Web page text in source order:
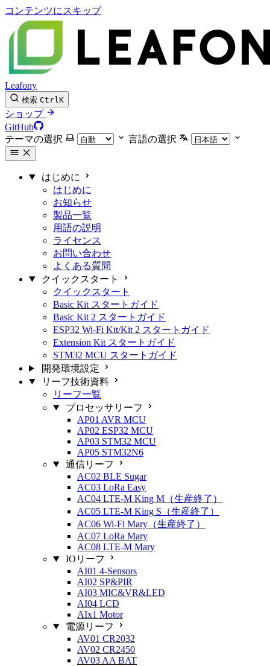
コンテンツにスキップ
Leafony
検索 CtrlK
ショップ
GitHub
テーマの選択
言語の選択
はじめに
はじめに
お知らせ
製品一覧
用語の説明
ライセンス
お問い合わせ
よくある質問
クイックスタート
クイックスタート
Basic Kit スタートガイド
Basic Kit 2 スタートガイド
ESP32 Wi-Fi Kit/Kit 2 スタートガイド
Extension Kit スタートガイド
STM32 MCU スタートガイド
開発環境設定
リーフ技術資料
リーフ一覧
プロセッサリーフ
AP01 AVR MCU
AP02 ESP32 MCU
AP03 STM32 MCU
AP05 STM32N6
通信リーフ
AC02 BLE Sugar
AC03 LoRa Easy
AC04 LTE-M King M（生産終了）
AC05 LTE-M King S（生産終了）
AC06 Wi-Fi Mary（生産終了）
AC07 LoRa Mary
AC08 LTE-M Mary
IOリーフ
AI01 4-Sensors
AI02 SP&PIR
AI03 MIC&VR&LED
AI04 LCD
AIx1 Motor
電源リーフ
AV01 CR2032
AV02 CR2450
AV03 AA BAT